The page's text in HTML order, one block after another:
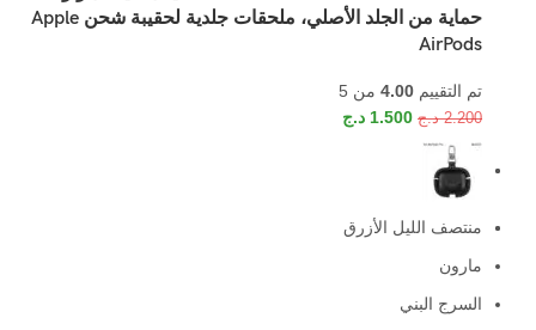
حماية من الجلد الأصلي، ملحقات جلدية لحقيبة شحن Apple
AirPods
تم التقييم 4.00من 5
2.200 د.ج 1.500 د.ج
منتصف الليل الأزرق
مارون
السرج البني